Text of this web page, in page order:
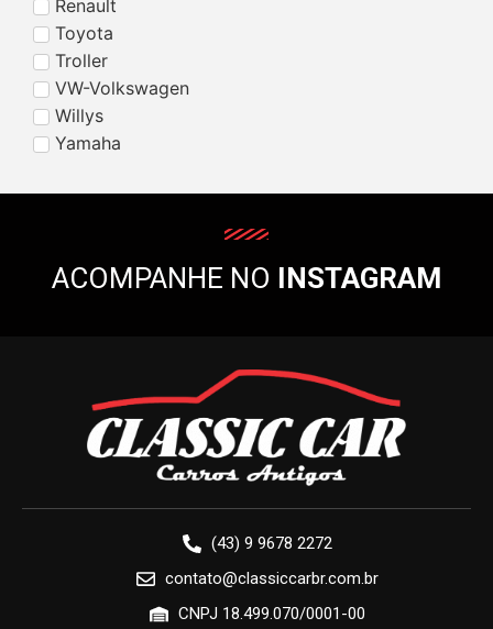
Renault
Toyota
Troller
VW-Volkswagen
Willys
Yamaha
ACOMPANHE NO INSTAGRAM
(43) 9 9678 2272
contato@classiccarbr.com.br
CNPJ 18.499.070/0001-00